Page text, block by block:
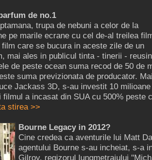
de no.1
trupa de nebuni a celor de la
pe marile ecrane cu cel de-al treilea
care se bucura in aceste zile de un
mai ales in publicul tinta - tinerii -
de peste ocean suma recod de 50 de
suma previzionata de producator.
Jackass 3D, s-au investit 10
filmul a incasat din SUA cu 500% peste
stirea >>
Bourne Legacy in 2012?
Cine credea ca aventurile lui Matt
agentului Bourne s-au incheiat, s-a
Gilroy, regizorul lungmetrajului